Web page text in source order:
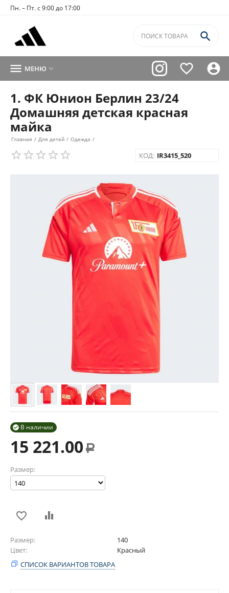
Пн. – Пт. с 9:00 до 17:00



 МЕНЮ 
1. ФК Юнион Берлин 23/24
Домашняя детская красная
майка
Главная / Для детей / Одежда /
КОД: IR3415_520
В наличии

15 221.00 Р
Размер:
Размер
140
Цвет
Красный
СПИСОК ВАРИАНТОВ ТОВАРА